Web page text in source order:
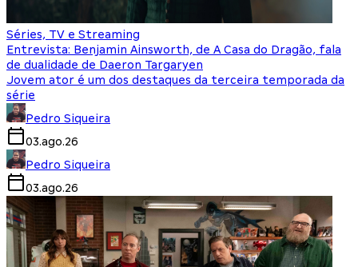
Séries, TV e Streaming
Entrevista: Benjamin Ainsworth, de A Casa do Dragão, fala
de dualidade de Daeron Targaryen
Jovem ator é um dos destaques da terceira temporada da
série
Pedro Siqueira
03.ago.26
Pedro Siqueira
03.ago.26